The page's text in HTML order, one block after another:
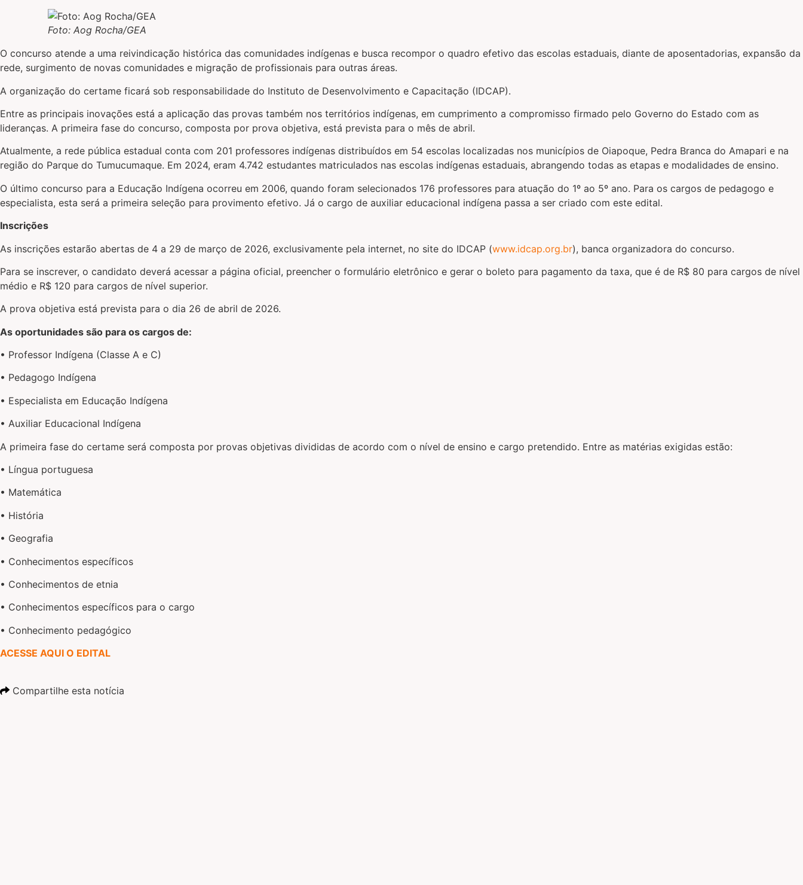
Foto: Aog Rocha/GEA
O concurso atende a uma reivindicação histórica das comunidades indígenas e busca recompor o quadro efetivo das escolas estaduais, diante de aposentadorias, expansão da
rede, surgimento de novas comunidades e migração de profissionais para outras áreas.
A organização do certame ficará sob responsabilidade do Instituto de Desenvolvimento e Capacitação (IDCAP).
Entre as principais inovações está a aplicação das provas também nos territórios indígenas, em cumprimento a compromisso firmado pelo Governo do Estado com as
lideranças. A primeira fase do concurso, composta por prova objetiva, está prevista para o mês de abril.
Atualmente, a rede pública estadual conta com 201 professores indígenas distribuídos em 54 escolas localizadas nos municípios de Oiapoque, Pedra Branca do Amapari e na
região do Parque do Tumucumaque. Em 2024, eram 4.742 estudantes matriculados nas escolas indígenas estaduais, abrangendo todas as etapas e modalidades de ensino.
O último concurso para a Educação Indígena ocorreu em 2006, quando foram selecionados 176 professores para atuação do 1º ao 5º ano. Para os cargos de pedagogo e
especialista, esta será a primeira seleção para provimento efetivo. Já o cargo de auxiliar educacional indígena passa a ser criado com este edital.
Inscrições
As inscrições estarão abertas de 4 a 29 de março de 2026, exclusivamente pela internet, no site do IDCAP (www.idcap.org.br), banca organizadora do concurso.
Para se inscrever, o candidato deverá acessar a página oficial, preencher o formulário eletrônico e gerar o boleto para pagamento da taxa, que é de R$ 80 para cargos de nível
médio e R$ 120 para cargos de nível superior.
A prova objetiva está prevista para o dia 26 de abril de 2026.
As oportunidades são para os cargos de:
• Professor Indígena (Classe A e C)
• Pedagogo Indígena
• Especialista em Educação Indígena
• Auxiliar Educacional Indígena
A primeira fase do certame será composta por provas objetivas divididas de acordo com o nível de ensino e cargo pretendido. Entre as matérias exigidas estão:
• Língua portuguesa
• Matemática
• História
• Geografia
• Conhecimentos específicos
• Conhecimentos de etnia
• Conhecimentos específicos para o cargo
• Conhecimento pedagógico
ACESSE AQUI O EDITAL
Compartilhe esta notícia